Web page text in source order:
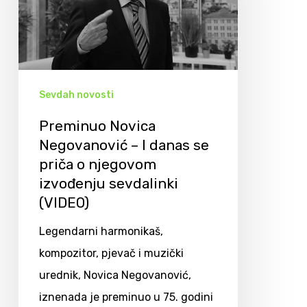
Sevdah novosti
Preminuo Novica
Negovanović – I danas se
priča o njegovom
izvođenju sevdalinki
(VIDEO)
Legendarni harmonikaš,
kompozitor, pjevač i muzički
urednik, Novica Negovanović,
iznenada je preminuo u 75. godini